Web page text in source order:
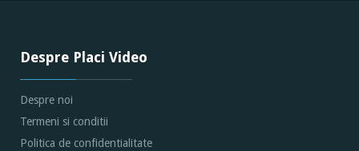
Despre Placi Video
Despre noi
Termeni si conditii
Politica de confidentialitate